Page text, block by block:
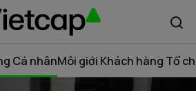
Cá nhânMôi giới Khách hàng Tổ